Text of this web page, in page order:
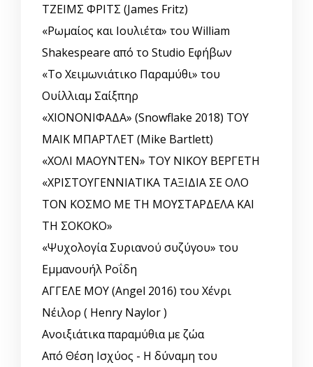
ΤΖΕΙΜΣ ΦΡΙΤΣ (James Fritz)
«Ρωμαίος και Ιουλιέτα» του William
Shakespeare από το Studio Εφήβων
«Το Χειμωνιάτικο Παραμύθι» του
Ουίλλιαμ Σαίξπηρ
«ΧΙΟΝΟΝΙΦΑΔΑ» (Snowflake 2018) ΤΟΥ
ΜΑΙΚ ΜΠΑΡΤΛΕΤ (Mike Bartlett)
«ΧΟΛΙ ΜΑΟΥΝΤΕΝ» ΤΟΥ ΝΙΚΟΥ ΒΕΡΓΕΤΗ
«ΧΡΙΣΤΟΥΓΕΝΝΙΑΤΙΚΑ ΤΑΞΙΔΙΑ ΣΕ ΟΛΟ
ΤΟΝ ΚΟΣΜΟ ΜΕ ΤΗ ΜΟΥΣΤΑΡΔΕΛΑ ΚΑΙ
ΤΗ ΣΟΚΟΚΟ»
«Ψυχολογία Συριανού συζύγου» του
Εμμανουήλ Ροΐδη
ΑΓΓΕΛΕ ΜΟΥ (Angel 2016) του Χένρι
Νέιλορ ( Henry Naylor )
Ανοιξιάτικα παραμύθια με ζώα
Από Θέση Ισχύος - Η δύναμη του